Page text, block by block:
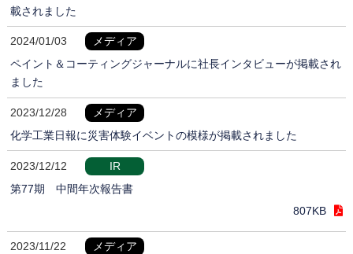
載されました
2024/01/03
メディア
ペイント＆コーティングジャーナルに社長インタビューが掲載され
ました
2023/12/28
メディア
化学工業日報に災害体験イベントの模様が掲載されました
2023/12/12
IR
第77期 中間年次報告書
807KB
2023/11/22
メディア